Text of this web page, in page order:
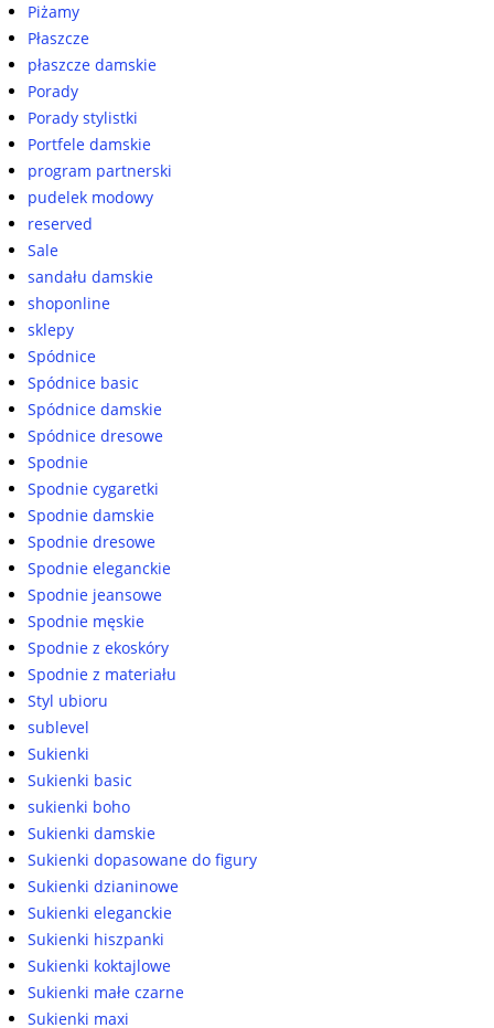
Piżamy
Płaszcze
płaszcze damskie
Porady
Porady stylistki
Portfele damskie
program partnerski
pudelek modowy
reserved
Sale
sandału damskie
shoponline
sklepy
Spódnice
Spódnice basic
Spódnice damskie
Spódnice dresowe
Spodnie
Spodnie cygaretki
Spodnie damskie
Spodnie dresowe
Spodnie eleganckie
Spodnie jeansowe
Spodnie męskie
Spodnie z ekoskóry
Spodnie z materiału
Styl ubioru
sublevel
Sukienki
Sukienki basic
sukienki boho
Sukienki damskie
Sukienki dopasowane do figury
Sukienki dzianinowe
Sukienki eleganckie
Sukienki hiszpanki
Sukienki koktajlowe
Sukienki małe czarne
Sukienki maxi